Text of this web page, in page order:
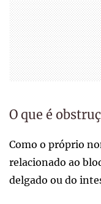
O que é
Como o próprio
relacionado ao
delgado ou do